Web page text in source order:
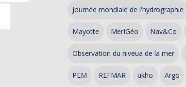
Journée mondiale de l'hydrographie
Mayotte MerIGéo Nav&Co
Observation du niveua de la mer
PEM REFMAR ukho Argo